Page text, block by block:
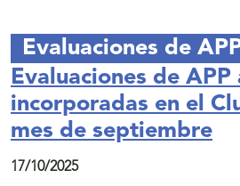
Evaluaciones de
Evaluaciones de
incorporadas en el
mes de septiembre
17/10/2025